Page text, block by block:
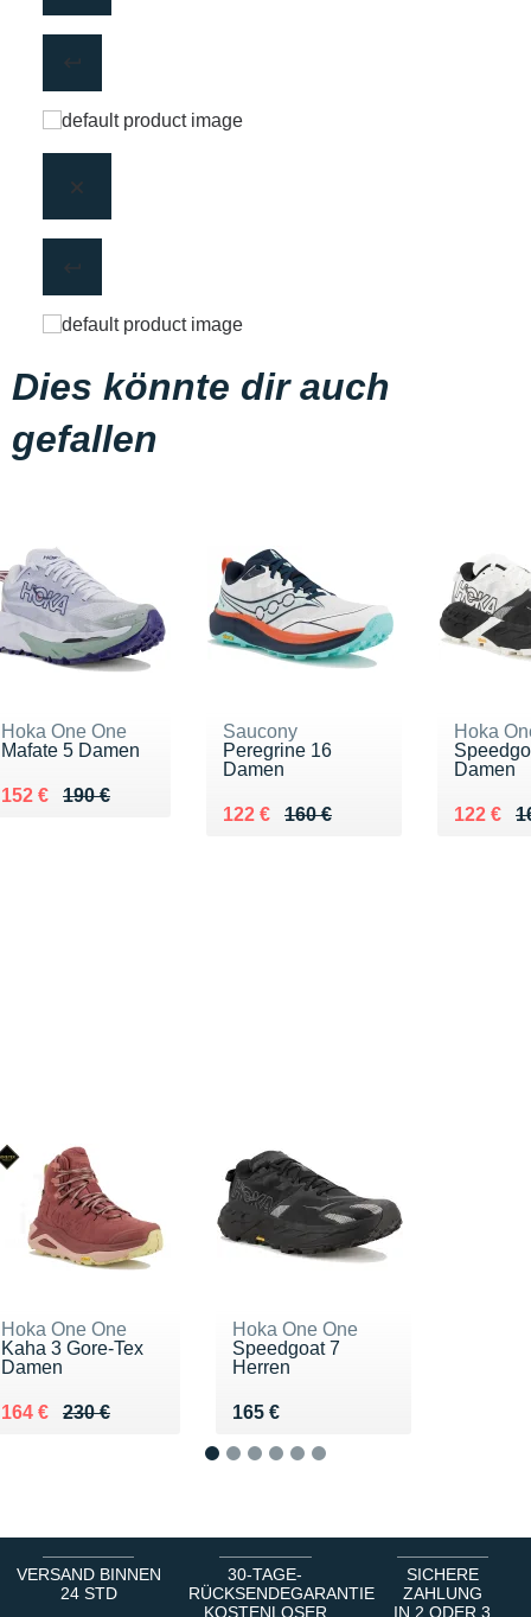
Dies könnte dir auch
gefallen
Hoka One One
Mafate 5 Damen
190 €
Au lieu de 190 €
152 €
Vendu 152 €
Saucony
Peregrine 16
Damen
160 €
Au lieu de 160 €
122 €
Vendu 122 €
Hoka
Damen
Au lieu
122 €
Vendu
Hoka One One
Kaha 3 Gore-Tex
Damen
230 €
Au lieu de 230 €
164 €
Vendu 164 €
Hoka One One
Speedgoat 7
Herren
165 €
Vendu 165 €
VERSAND BINNEN
24 STD
30-TAGE-
RÜCKSENDEGARANTIE
KOSTENLOSER
SICHERE
ZAHLUNG
IN 2 ODER 3